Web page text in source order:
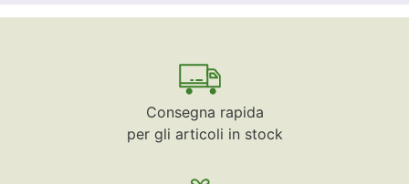
Consegna rapida
per gli articoli in stock